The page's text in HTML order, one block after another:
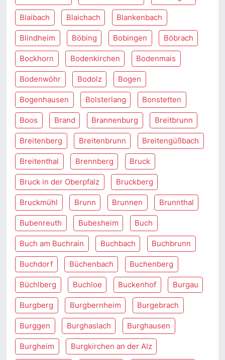
Blaibach Blaichach Blankenbach
Blindheim Böbing Bobingen Böbrach
Bockhorn Bodenkirchen Bodenmais
Bodenwöhr Bodolz Bogen
Bogenhausen Bolsterlang Bonstetten
Boos Brand Brannenburg Breitbrunn
Breitenberg Breitenbrunn Breitengüßbach
Breitenthal Brennberg Bruck
Bruck in der Oberpfalz Bruckberg
Bruckmühl Brunn Brunnen Brunnthal
Bubenreuth Bubesheim Buch
Buch am Buchrain Buchbach Buchbrunn
Buchdorf Büchenbach Buchenberg
Büchlberg Buchloe Buckenhof Burgau
Burgberg Burgbernheim Burgebrach
Burggen Burghaslach Burghausen
Burgheim Burgkirchen an der Alz